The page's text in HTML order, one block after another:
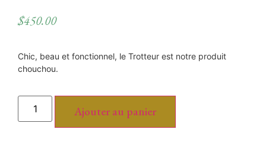
$450.00
Chic, beau et fonctionnel, le Trotteur est notre produit
chouchou.
Ajouter au panier